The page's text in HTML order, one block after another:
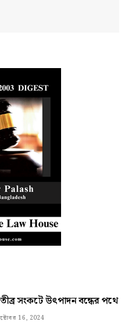
সংকটে উৎপাদন বন্ধের পথে
16, 2024